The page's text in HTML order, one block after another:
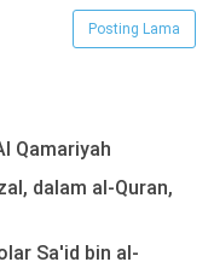
Posting Lama
Qamariyah
dalam al-Quran,
Sa'id bin al-